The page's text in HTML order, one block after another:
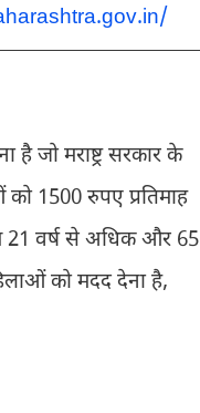
जो मराष्ट्र सरकार के
1500 रुपए प्रतिमाह
21 वर्ष से अधिक और 65
को मदद देना है,